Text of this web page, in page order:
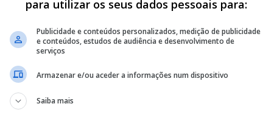
RESULTADO DAS VOTAÇÕES
DOS SÓCIOS
SÓCIOS ANTES DA ASSEMBLEIA GERAL
para utilizar os seus dados pessoais para:
Publicidade e conteúdos personalizados, medição de publicidade
e conteúdos, estudos de audiência e desenvolvimento de
serviços
Armazenar e/ou aceder a informações num dispositivo
Saiba mais